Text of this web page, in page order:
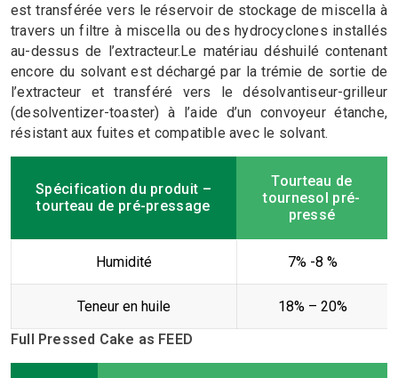
est transférée vers le réservoir de stockage de miscella à
travers un filtre à miscella ou des hydrocyclones installés
au-dessus de l’extracteur.Le matériau déshuilé contenant
encore du solvant est déchargé par la trémie de sortie de
l’extracteur et transféré vers le désolvantiseur-grilleur
(desolventizer-toaster) à l’aide d’un convoyeur étanche,
résistant aux fuites et compatible avec le solvant.
Spécification du produit –
tourteau de pré-pressage
Tourteau de
tournesol pré-
pressé
Humidité 7% -8 %
Teneur en huile
18% – 20%
Full Pressed Cake as FEED